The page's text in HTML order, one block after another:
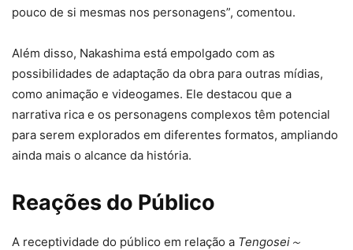
pouco de si mesmas nos personagens”, comentou.
Além disso, Nakashima está empolgado com as
possibilidades de adaptação da obra para outras mídias,
como animação e videogames. Ele destacou que a
narrativa rica e os personagens complexos têm potencial
para serem explorados em diferentes formatos, ampliando
ainda mais o alcance da história.
Reações do Público
A receptividade do público em relação a Tengosei～